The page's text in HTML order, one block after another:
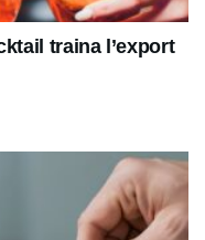
traina l’export